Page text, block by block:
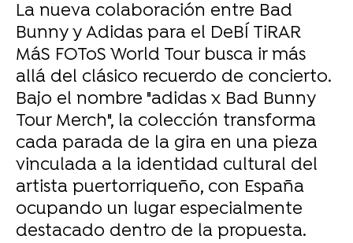
La nueva colaboración entre Bad
Bunny y Adidas para el DeBÍ TiRAR
MáS FOToS World Tour busca ir más
allá del clásico recuerdo de concierto.
Bajo el nombre "adidas x Bad Bunny
Tour Merch", la colección transforma
cada parada de la gira en una pieza
vinculada a la identidad cultural del
artista puertorriqueño, con España
ocupando un lugar especialmente
destacado dentro de la propuesta.